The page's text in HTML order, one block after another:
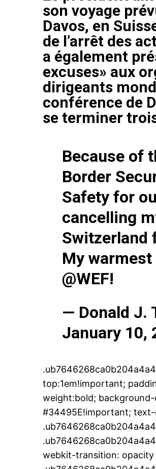
son voyage
Davos, en
de l’arrêt des
a également
excuses» aux
dirigeants
conférence de
se terminer
Because of
Border
Safety for
cancelling
Switzerland
My
@WEF!
— Donald J.
January 10,
top:1em!important;
weight:bold;
#34495E!important;
webkit-transition: